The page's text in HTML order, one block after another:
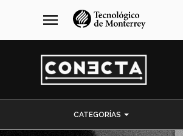
navegación
principal
menu
CATEGORÍAS